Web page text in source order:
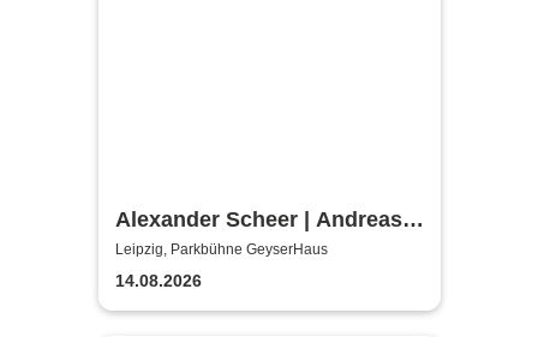
Alexander Scheer | Andreas
Dresen & Band spielen (nicht
nur) Gundermann
Leipzig, Parkbühne GeyserHaus
14.08.2026